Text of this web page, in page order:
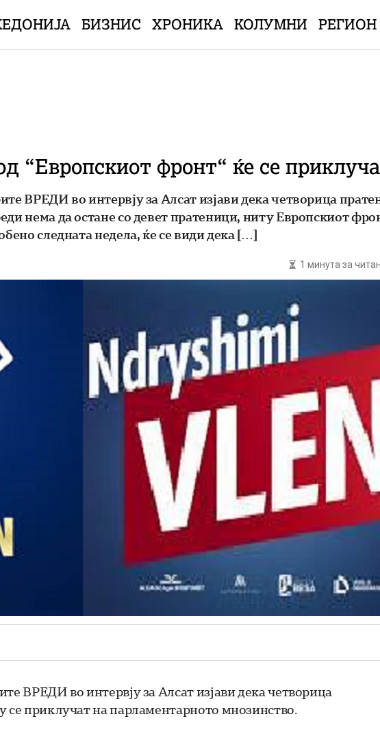
БИЗНИС ХРОНИКА КОЛУМНИ РЕГИОН
“Европскиот фронт“ ќе се
ВРЕДИ во интервју за Алсат изјави дека четворица
нема да остане со девет пратеници, ниту Европскиот
следната недела, ќе се види дека […]
1 минута за
ВРЕДИ во интервју за Алсат изјави дека четворица
приклучат на парламентарното мнозинство.